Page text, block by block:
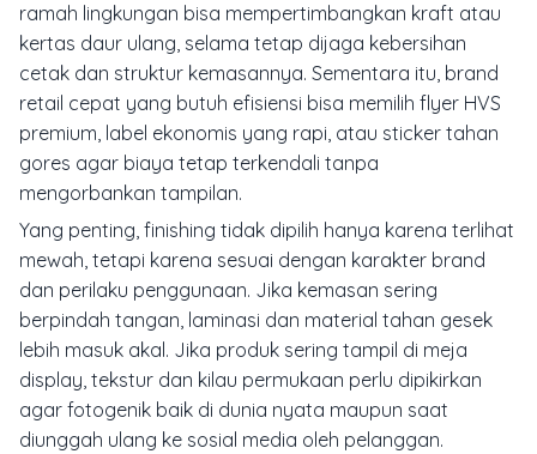
ramah lingkungan bisa mempertimbangkan kraft atau
kertas daur ulang, selama tetap dijaga kebersihan
cetak dan struktur kemasannya. Sementara itu, brand
retail cepat yang butuh efisiensi bisa memilih flyer HVS
premium, label ekonomis yang rapi, atau sticker tahan
gores agar biaya tetap terkendali tanpa
mengorbankan tampilan.
Yang penting, finishing tidak dipilih hanya karena terlihat
mewah, tetapi karena sesuai dengan karakter brand
dan perilaku penggunaan. Jika kemasan sering
berpindah tangan, laminasi dan material tahan gesek
lebih masuk akal. Jika produk sering tampil di meja
display, tekstur dan kilau permukaan perlu dipikirkan
agar fotogenik baik di dunia nyata maupun saat
diunggah ulang ke sosial media oleh pelanggan.